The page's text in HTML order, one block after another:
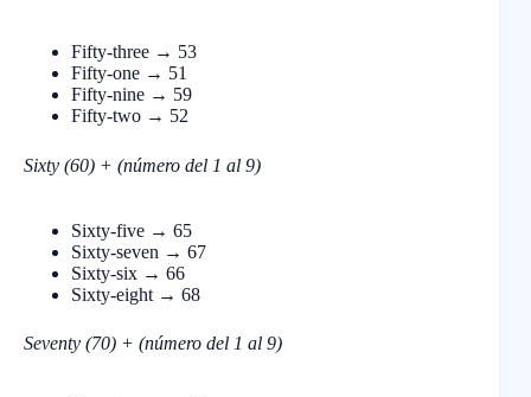
Fifty-three → 53
Fifty-one → 51
Fifty-nine → 59
Fifty-two → 52
Sixty (60) + (número del 1 al 9)
Sixty-five → 65
Sixty-seven → 67
Sixty-six → 66
Sixty-eight → 68
Seventy (70) + (número del 1 al 9)